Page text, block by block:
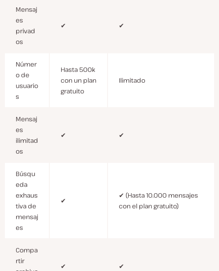
Mensaj
es
privad
os
✔ ✔
Númer
o de
usuario
s
Hasta 500k
con un plan
gratuito
Ilimitado
Mensaj
es
ilimitad
os
✔ ✔
Búsqu
eda
exhaus
tiva de
mensaj
es
✔
✔ (Hasta 10.000 mensajes
con el plan gratuito)
Compa
rtir
✔ ✔